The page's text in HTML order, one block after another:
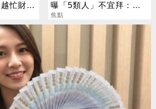
忙財運
曝「5類人」不宜拜：求
偏財、做這些事反招禍
焦點